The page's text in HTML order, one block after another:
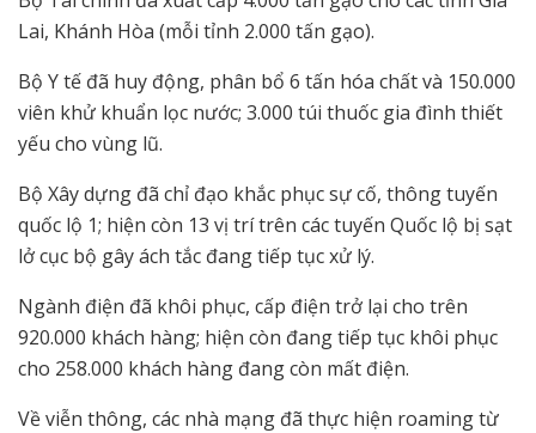
Lai, Khánh Hòa (mỗi tỉnh 2.000 tấn gạo).
Bộ Y tế đã huy động, phân bổ 6 tấn hóa chất và 150.000
viên khử khuẩn lọc nước; 3.000 túi thuốc gia đình thiết
yếu cho vùng lũ.
Bộ Xây dựng đã chỉ đạo khắc phục sự cố, thông tuyến
quốc lộ 1; hiện còn 13 vị trí trên các tuyến Quốc lộ bị sạt
lở cục bộ gây ách tắc đang tiếp tục xử lý.
Ngành điện đã khôi phục, cấp điện trở lại cho trên
920.000 khách hàng; hiện còn đang tiếp tục khôi phục
cho 258.000 khách hàng đang còn mất điện.
Về viễn thông, các nhà mạng đã thực hiện roaming từ